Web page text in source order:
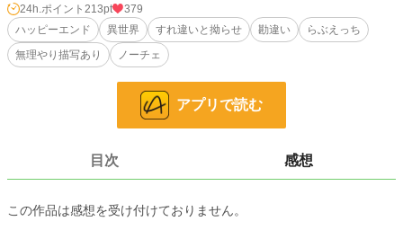
だった。執着心の強い王子×気づいたら恋に落ちてしまった令嬢のすれ違うおは
なし。
――ほか、いくつか掲載予定。
※作品追加時以外は基本的に完結表記です。
▽掲載先→アルファポリス、エブリスタ、ムーンライトノベルズ
恋愛 3,257 位 / 66,389 件
お気に入り 121
24h.ポイント 213pt
379
ハッピーエンド
異世界 すれ違いと拗らせ 勘違い
らぶえっち
無理やり描写あり
ノーチェ
アプリで読む
目次 感想
この作品は感想を受け付けておりません。